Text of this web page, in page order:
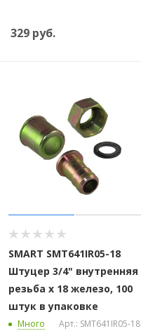
329руб.
SMART SMT641IR05-18
Штуцер 3/4" внутренняя
резьба х 18 железо, 100
штук в упаковке
Много Арт.: SMT641IR05-18